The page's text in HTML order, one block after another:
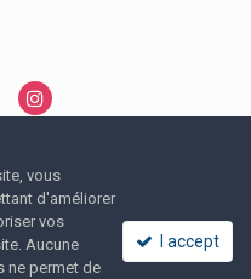
de confidentialité
contacter
du rat domestique
Community
vous
d'améliorer
vos
Aucune
ne permet de
I accept